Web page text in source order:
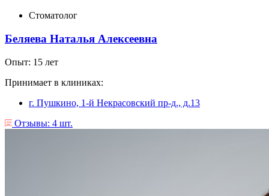
Стоматолог
Беляева Наталья Алексеевна
Опыт: 15 лет
Принимает в клиниках:
г. Пушкино, 1-й Некрасовский пр-д., д.13
Отзывы: 4 шт.